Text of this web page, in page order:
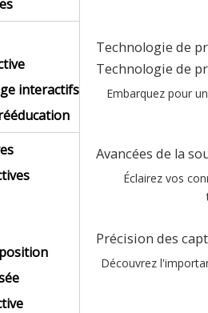
interactifs
Technologie de
Technologie de
Embarquez pour
Avancées de la
Éclairez vos
Précision des
Découvrez